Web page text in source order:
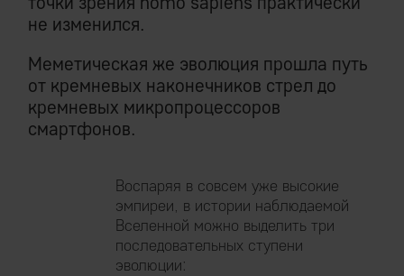
не изменился.
Меметическая же эволюция прошла путь
от кремневых наконечников стрел до
кремневых микропроцессоров
смартфонов.
Воспаряя в совсем уже высокие
эмпиреи, в истории наблюдаемой
Вселенной можно выделить три
последовательных ступени
эволюции: